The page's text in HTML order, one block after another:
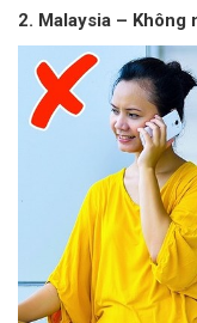
2. Malaysia – Không